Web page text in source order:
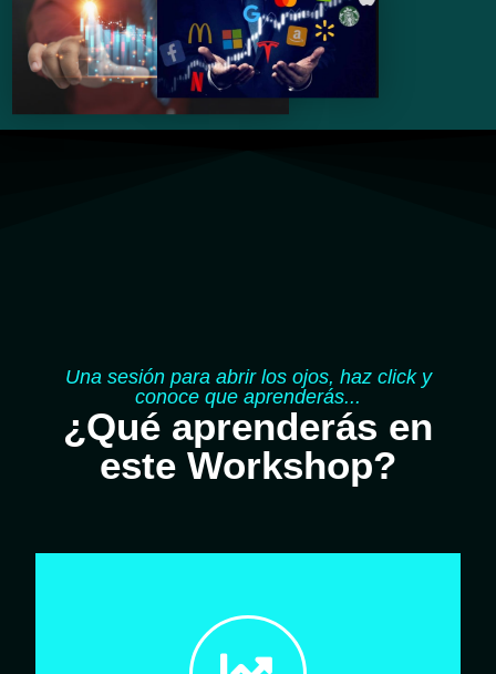
Una sesión para abrir los ojos, haz click y
conoce que aprenderás...
¿Qué aprenderás en
este Workshop?
Más información